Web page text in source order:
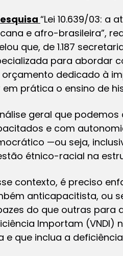
“Lei 10.639/03:
e afro-brasileira”,
que, de 1.187
para abordar
orçamento dedicado à
em prática o ensino de
geral que
e com
—ou seja,
étnico-racial na
contexto, é preciso
anticapacitista, ou
do que outras para
Importam
e que inclua a